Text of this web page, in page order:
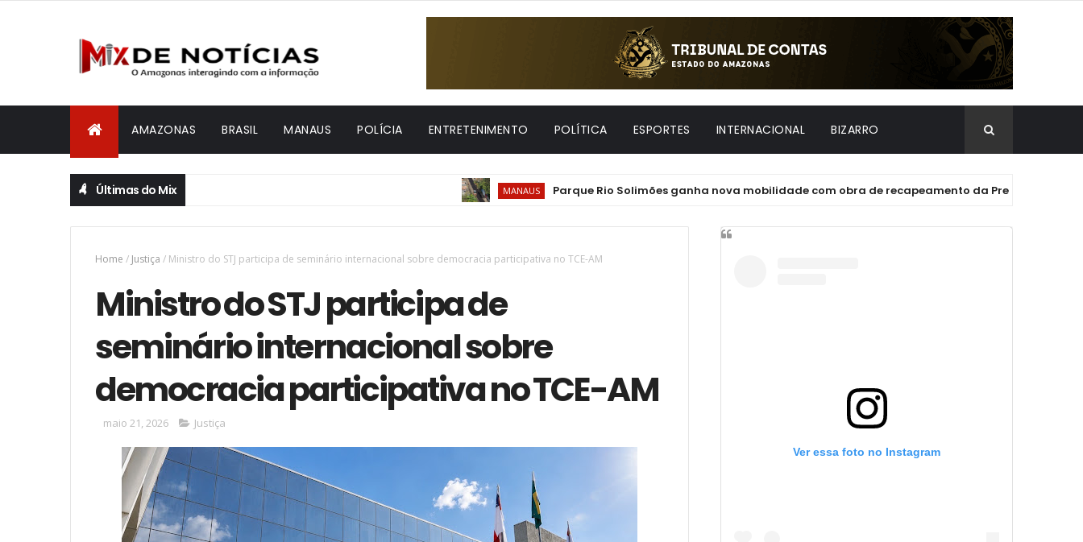
AMAZONAS BRASIL MANAUS POLÍCIA ENTRETENIMENTO POLÍTICA ESPORTES INTERNACIONAL BIZARRO
Últimas do Mix MANAUS Parque Rio Solimões ganha nova mobilidade com obra de recapeamento da Prefeitura de Manaus
Home / Justiça / Ministro do STJ participa de seminário internacional sobre democracia participativa no TCE-AM
Ministro do STJ participa de
seminário internacional sobre
democracia participativa no TCE-AM
maio 21, 2026 Justiça
Ver essa foto no Instagram